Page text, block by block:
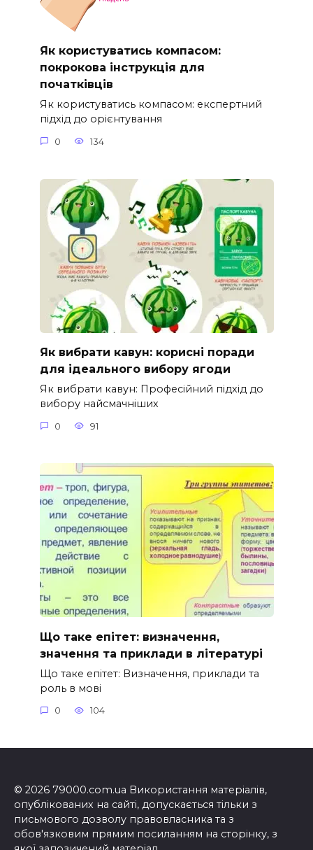
Як користуватись компасом:
покрокова інструкція для
початківців
Як користуватись компасом: експертний
підхід до орієнтування
0 134
Як вибрати кавун: корисні поради
для ідеального вибору ягоди
Як вибрати кавун: Професійний підхід до
вибору найсмачніших
0 91
Що таке епітет: визначення,
значення та приклади в літературі
Що таке епітет: Визначення, приклади та
роль в мові
0 104
© 2026 79000.com.ua Використання матеріалів,
опублікованих на сайті, допускається тільки з
письмового дозволу правовласника та з
обов'язковим прямим посиланням на сторінку, з